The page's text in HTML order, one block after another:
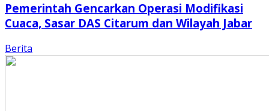
Pemerintah Gencarkan Operasi Modifikasi
Cuaca, Sasar DAS Citarum dan Wilayah Jabar
Berita